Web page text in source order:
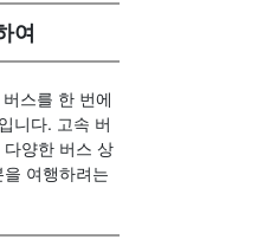
여
스를 한 번에
니다. 고속 버
양한 버스 상
여행하려는